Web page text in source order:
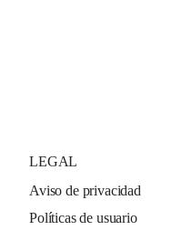
LEGAL
Aviso de privacidad
Políticas de usuario